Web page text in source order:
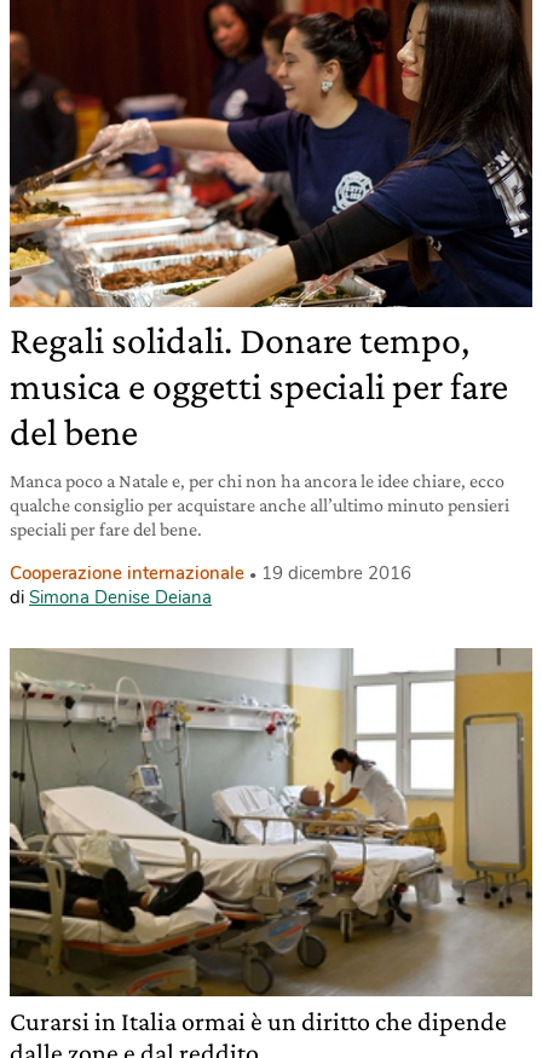
Regali solidali. Donare tempo,
musica e oggetti speciali per fare
del bene
Manca poco a Natale e, per chi non ha ancora le idee chiare, ecco
qualche consiglio per acquistare anche all’ultimo minuto pensieri
speciali per fare del bene.
Cooperazione internazionale
19 dicembre 2016
di Simona Denise Deiana
Curarsi in Italia ormai è un diritto che dipende